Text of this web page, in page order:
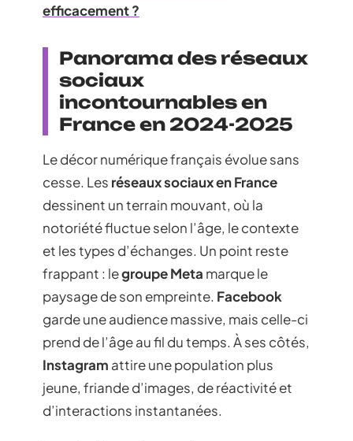
efficacement ?
Panorama des réseaux
sociaux
incontournables en
France en 2024-2025
Le décor numérique français évolue sans
cesse. Les réseaux sociaux en France
dessinent un terrain mouvant, où la
notoriété fluctue selon l’âge, le contexte
et les types d’échanges. Un point reste
frappant : legroupe Meta marque le
paysage de son empreinte. Facebook
garde une audience massive, mais celle-ci
prend de l’âge au fil du temps. À ses côtés,
Instagram attire une population plus
jeune, friande d’images, de réactivité et
d’interactions instantanées.